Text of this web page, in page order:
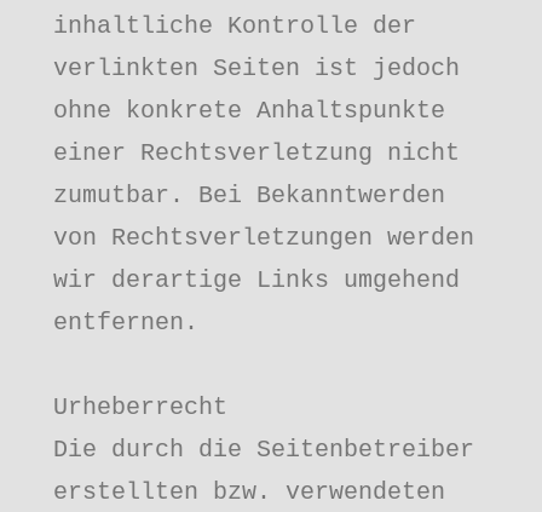
inhaltliche Kontrolle der
verlinkten Seiten ist jedoch
ohne konkrete Anhaltspunkte
einer Rechtsverletzung nicht
zumutbar. Bei Bekanntwerden
von Rechtsverletzungen werden
wir derartige Links umgehend
entfernen.
Urheberrecht
Die durch die Seitenbetreiber
erstellten bzw. verwendeten